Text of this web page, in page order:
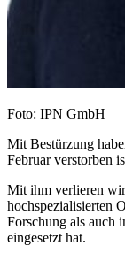
Foto: IPN GmbH
Mit Bestürzung
Februar verstorben
Mit ihm verlieren
hochspezialisierten
Forschung als auch
eingesetzt hat.